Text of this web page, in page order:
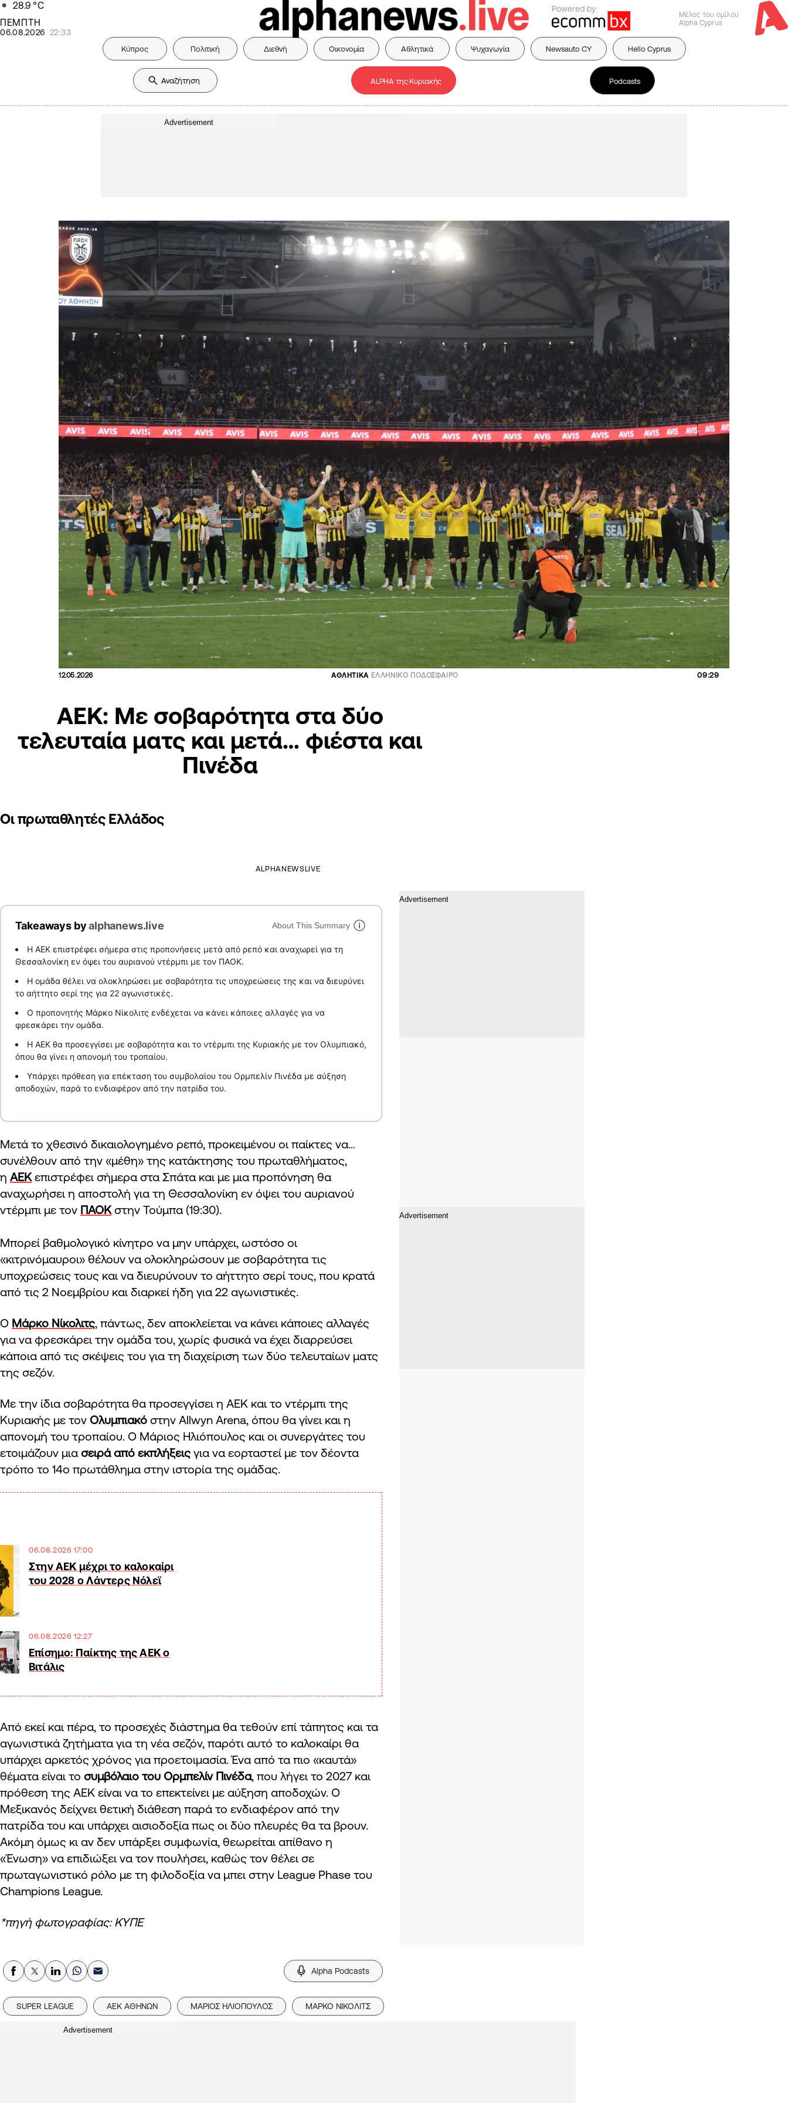
28.9 °C
ΠΕΜΠΤΗ
06.08.2026 22:33
Powered by:
Μέλος του ομίλου
Alpha Cyprus
Κύπρος Πολιτική Διεθνή Οικονομία Αθλητικά Ψυχαγωγία Newsauto CY Hello Cyprus
ALPHA της Κυριακής Podcasts
Advertisement
12.05.2026 ΑΘΛΗΤΙΚΑ ΕΛΛΗΝΙΚΟ ΠΟΔΟΣΦΑΙΡΟ 09:29
ΑΕΚ: Με σοβαρότητα στα δύο
τελευταία ματς και μετά… φιέστα και
Πινέδα
Οι πρωταθλητές Ελλάδος
ALPHANEWSLIVE
Takeaways byalphanews.live About This Summary
Η ΑΕΚ επιστρέφει σήμερα στις προπονήσεις μετά από ρεπό και αναχωρεί για τη
Θεσσαλονίκη εν όψει του αυριανού ντέρμπι με τον ΠΑΟΚ.
Η ομάδα θέλει να ολοκληρώσει με σοβαρότητα τις υποχρεώσεις της και να διευρύνει
το αήττητο σερί της για 22 αγωνιστικές.
Ο προπονητής Μάρκο Νίκολιτς ενδέχεται να κάνει κάποιες αλλαγές για να
φρεσκάρει την ομάδα.
Η ΑΕΚ θα προσεγγίσει με σοβαρότητα και το ντέρμπι της Κυριακής με τον Ολυμπιακό,
όπου θα γίνει η απονομή του τροπαίου.
Υπάρχει πρόθεση για επέκταση του συμβολαίου του Ορμπελίν Πινέδα με αύξηση
αποδοχών, παρά το ενδιαφέρον από την πατρίδα του.
Μετά το χθεσινό δικαιολογημένο ρεπό, προκειμένου οι παίκτες να…
συνέλθουν από την «μέθη» της κατάκτησης του πρωταθλήματος,
η ΑΕΚ επιστρέφει σήμερα στα Σπάτα και με μια προπόνηση θα
αναχωρήσει η αποστολή για τη Θεσσαλονίκη εν όψει του αυριανού
ντέρμπι με τον ΠΑΟΚ στην Τούμπα (19:30).
Μπορεί βαθμολογικό κίνητρο να μην υπάρχει, ωστόσο οι
«κιτρινόμαυροι» θέλουν να ολοκληρώσουν με σοβαρότητα τις
υποχρεώσεις τους και να διευρύνουν το αήττητο σερί τους, που κρατά
από τις 2 Νοεμβρίου και διαρκεί ήδη για 22 αγωνιστικές.
Ο Μάρκο Νίκολιτς, πάντως, δεν αποκλείεται να κάνει κάποιες αλλαγές
για να φρεσκάρει την ομάδα του, χωρίς φυσικά να έχει διαρρεύσει
κάποια από τις σκέψεις του για τη διαχείριση των δύο τελευταίων ματς
της σεζόν.
Με την ίδια σοβαρότητα θα προσεγγίσει η ΑΕΚ και το ντέρμπι της
Κυριακής με τον Ολυμπιακό στην Allwyn Arena, όπου θα γίνει και η
απονομή του τροπαίου. Ο Μάριος Ηλιόπουλος και οι συνεργάτες του
ετοιμάζουν μια σειρά από εκπλήξεις για να εορταστεί με τον δέοντα
τρόπο το 14ο πρωτάθλημα στην ιστορία της ομάδας.
06.08.2026 17:00
Στην ΑΕΚ μέχρι το καλοκαίρι
του 2028 ο Λάντερς Νόλεϊ
06.08.2026 12:27
Επίσημο: Παίκτης της ΑΕΚ ο
Βιτάλις
Από εκεί και πέρα, το προσεχές διάστημα θα τεθούν επί τάπητος και τα
αγωνιστικά ζητήματα για τη νέα σεζόν, παρότι αυτό το καλοκαίρι θα
υπάρχει αρκετός χρόνος για προετοιμασία. Ένα από τα πιο «καυτά»
θέματα είναι το συμβόλαιο του Ορμπελίν Πινέδα, που λήγει το 2027 και
πρόθεση της ΑΕΚ είναι να το επεκτείνει με αύξηση αποδοχών. Ο
Μεξικανός δείχνει θετική διάθεση παρά το ενδιαφέρον από την
πατρίδα του και υπάρχει αισιοδοξία πως οι δύο πλευρές θα τα βρουν.
Ακόμη όμως κι αν δεν υπάρξει συμφωνία, θεωρείται απίθανο η
«Ένωση» να επιδιώξει να τον πουλήσει, καθώς τον θέλει σε
πρωταγωνιστικό ρόλο με τη φιλοδοξία να μπει στην League Phase του
Champions League.
*πηγή φωτογραφίας: ΚΥΠΕ
Alpha Podcasts
SUPER LEAGUE ΑΕΚ ΑΘΗΝΩΝ ΜΑΡΙΟΣ ΗΛΙΟΠΟΥΛΟΣ ΜΑΡΚΟ ΝΙΚΟΛΙΤΣ
Advertisement